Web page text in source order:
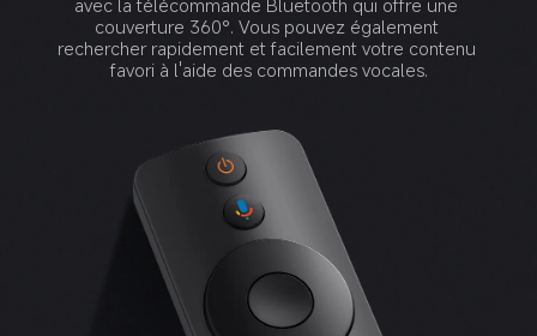
couverture 360°. Vous pouvez également
rechercher rapidement et facilement votre contenu
favori à l'aide des commandes vocales.